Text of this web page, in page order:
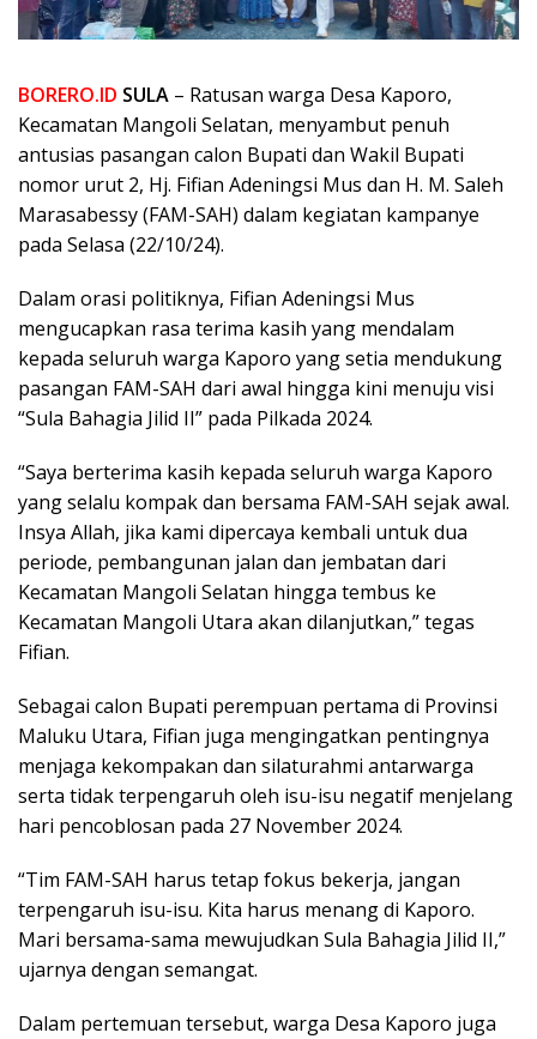
BORERO.ID SULA – Ratusan warga Desa Kaporo,
Kecamatan Mangoli Selatan, menyambut penuh
antusias pasangan calon Bupati dan Wakil Bupati
nomor urut 2, Hj. Fifian Adeningsi Mus dan H. M. Saleh
Marasabessy (FAM-SAH) dalam kegiatan kampanye
pada Selasa (22/10/24).
Dalam orasi politiknya, Fifian Adeningsi Mus
mengucapkan rasa terima kasih yang mendalam
kepada seluruh warga Kaporo yang setia mendukung
pasangan FAM-SAH dari awal hingga kini menuju visi
“Sula Bahagia Jilid II” pada Pilkada 2024.
“Saya berterima kasih kepada seluruh warga Kaporo
yang selalu kompak dan bersama FAM-SAH sejak awal.
Insya Allah, jika kami dipercaya kembali untuk dua
periode, pembangunan jalan dan jembatan dari
Kecamatan Mangoli Selatan hingga tembus ke
Kecamatan Mangoli Utara akan dilanjutkan,” tegas
Fifian.
Sebagai calon Bupati perempuan pertama di Provinsi
Maluku Utara, Fifian juga mengingatkan pentingnya
menjaga kekompakan dan silaturahmi antarwarga
serta tidak terpengaruh oleh isu-isu negatif menjelang
hari pencoblosan pada 27 November 2024.
“Tim FAM-SAH harus tetap fokus bekerja, jangan
terpengaruh isu-isu. Kita harus menang di Kaporo.
Mari bersama-sama mewujudkan Sula Bahagia Jilid II,”
ujarnya dengan semangat.
Dalam pertemuan tersebut, warga Desa Kaporo juga